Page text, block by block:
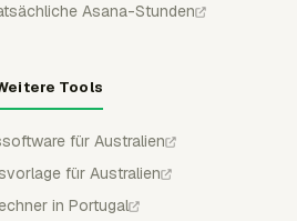
Asana-Stunden
Tools
für Australien
für Australien
in Portugal